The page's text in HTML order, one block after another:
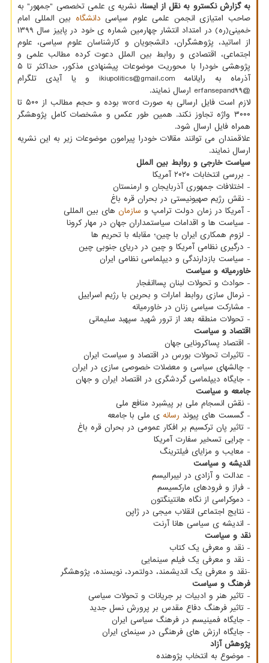
به گزارش نکسترو به نقل از ایسنا، نشریه ی علمی تخصصی "جمهور" به
صاحب امتیازی انجمن علمی علوم سیاسی دانشگاه بین المللی امام
خمینی(ره) در امتداد انتشار چهارمین شماره ی خود در پاییز سال ۱۳۹۹
از اساتید، پژوهشگران، دانشجویان و کارشناسان علوم سیاسی، علوم
اجتماعی، اقتصادی و روابط بین الملل دعوت کرده مطالب علمی و
پژوهشی خودرا با محوریت موضوعات پیشنهادی مذکور، حداکثر تا ۵
آذرماه به رایانامه ikiupolitics@gmail.com و یا آیدی تلگرام
@erfansepand99 ارسال نمایند.
لازم است فایل ارسالی به صورت word بوده و حجم مطالب از ۵۰۰ تا
۳۰۰۰ واژه تجاوز نکند. همین طور عکس و مشخصات کامل پژوهشگر
همراه فایل ارسال شود.
علاقمندان می توانند مقالات خودرا پیرامون موضوعات زیر به این نشریه
ارسال نمایند.
سیاست خارجی و روابط بین الملل
- بررسی انتخابات ۲۰۲۰ آمریکا
- اختلافات جمهوری آذربایجان و ارمنستان
- نقش رژیم صهیونیستی در بحران قره باغ
- آمریکا در زمان دولت ترامپ و سازمان های بین المللی
- سیاست ها و اقدامات سیاستمداران جهان در مهار کرونا
- لزوم همکاری ایران با چین؛ مقابله با تحریم ها
- درگیری نظامی آمریکا و چین در دریای جنوبی چین
- سیاست بازدارندگی و دیپلماسی نظامی ایران
خاورمیانه و سیاست
- حوادث و تحولات لبنان پساانفجار
- نرمال سازی روابط امارات و بحرین با رژیم اسراییل
- مشارکت سیاسی زنان در خاورمیانه
- تحولات منطقه بعد از ترور شهید سپهبد سلیمانی
اقتصاد و سیاست
- اقتصاد پساکرونایی جهان
- تاثیرات تحولات بورس در اقتصاد و سیاست ایران
- چالشهای سیاسی و معضلات خصوصی سازی در ایران
- جایگاه دیپلماسی گردشگری در اقتصاد ایران و جهان
جامعه و سیاست
- نقش انسجام ملی بر پیشبرد منافع ملی
- گسست های پیوند رسانه ی ملی با جامعه
- تاثیر پان ترکسیم بر افکار عمومی در بحران قره باغ
- چرایی تسخیر سفارت آمریکا
- معایب و مزایای فیلترینگ
اندیشه و سیاست
- عدالت و آزادی در لیبرالیسم
- فراز و فرودهای مارکسیسم
- دموکراسی از نگاه هانتینگتون
- نتایج اجتماعی انقلاب میجی در ژاپن
- اندیشه ی سیاسی هانا آرنت
نقد و سیاست
- نقد و معرفی یک کتاب
- نقد و معرفی یک فیلم سینمایی
-نقد و معرفی یک اندیشمند، دولتمرد، نویسنده، پژوهشگر
فرهنگ و سیاست
- تاثیر هنر و ادبیات بر جریانات و تحولات سیاسی
- تاثیر فرهنگ دفاع مقدس بر پرورش نسل جدید
- جایگاه فمینیسم در فرهنگ سیاسی ایران
- جایگاه ارزش های فرهنگی در سینمای ایران
پژوهش آزاد
- موضوع به انتخاب پژوهنده